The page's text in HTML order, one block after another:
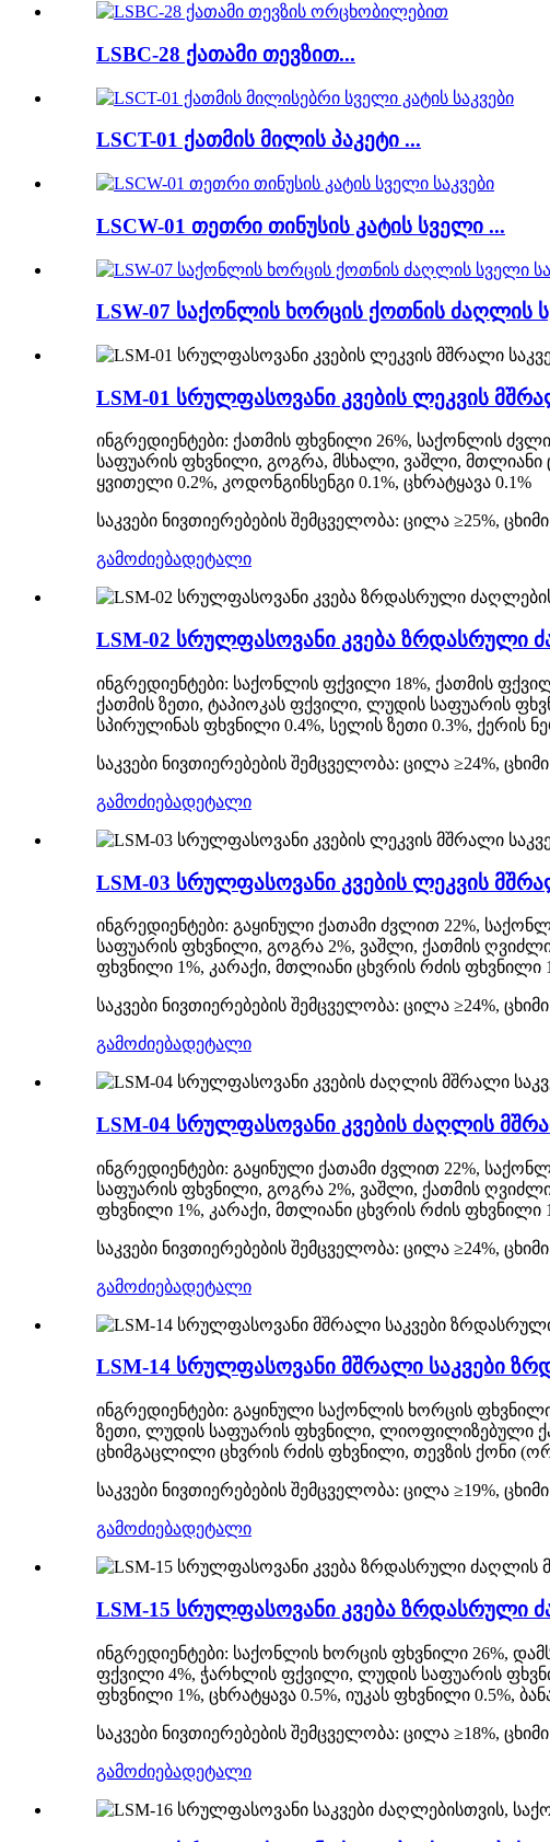
LSBC-28 ქათამი თევზით...
LSCT-01 ქათმის მილის პაკეტი ...
LSCW-01 თეთრი თინუსის კატის სველი ...
LSW-07 საქონლის ხორცის ქოთნის ძაღლის
LSM-01 სრულფასოვანი კვების ლეკვის
ინგრედიენტები: ქათმის ფხვნილი 26%, საქონლის
საფუარის ფხვნილი, გოგრა, მსხალი, ვაშლი, მთლიანი
ყვითელი 0.2%, კოდონგინსენგი 0.1%, ცხრატყავა 0.1%
საკვები ნივთიერებების შემცველობა: ცილა ≥25%,
გამოძიებადეტალი
LSM-02 სრულფასოვანი კვება ზრდასრული
ინგრედიენტები: საქონლის ფქვილი 18%, ქათმის
ქათმის ზეთი, ტაპიოკას ფქვილი, ლუდის საფუარის
სპირულინას ფხვნილი 0.4%, სელის ზეთი 0.3%, ქერის
საკვები ნივთიერებების შემცველობა: ცილა ≥24%,
გამოძიებადეტალი
LSM-03 სრულფასოვანი კვების ლეკვის
ინგრედიენტები: გაყინული ქათამი ძვლით 22%,
საფუარის ფხვნილი, გოგრა 2%, ვაშლი, ქათმის
ფხვნილი 1%, კარაქი, მთლიანი ცხვრის რძის ფხვნილი
საკვები ნივთიერებების შემცველობა: ცილა ≥24%,
გამოძიებადეტალი
LSM-04 სრულფასოვანი კვების ძაღლის
ინგრედიენტები: გაყინული ქათამი ძვლით 22%,
საფუარის ფხვნილი, გოგრა 2%, ვაშლი, ქათმის
ფხვნილი 1%, კარაქი, მთლიანი ცხვრის რძის ფხვნილი
საკვები ნივთიერებების შემცველობა: ცილა ≥24%,
გამოძიებადეტალი
LSM-14 სრულფასოვანი მშრალი საკვები
ინგრედიენტები: გაყინული საქონლის ხორცის
ზეთი, ლუდის საფუარის ფხვნილი, ლიოფილიზებული
ცხიმგაცლილი ცხვრის რძის ფხვნილი, თევზის ქონი
საკვები ნივთიერებების შემცველობა: ცილა ≥19%,
გამოძიებადეტალი
LSM-15 სრულფასოვანი კვება ზრდასრული
ინგრედიენტები: საქონლის ხორცის ფხვნილი 26%,
ფქვილი 4%, ჭარხლის ფქვილი, ლუდის საფუარის
ფხვნილი 1%, ცხრატყავა 0.5%, იუკას ფხვნილი 0.5%,
საკვები ნივთიერებების შემცველობა: ცილა ≥18%,
გამოძიებადეტალი